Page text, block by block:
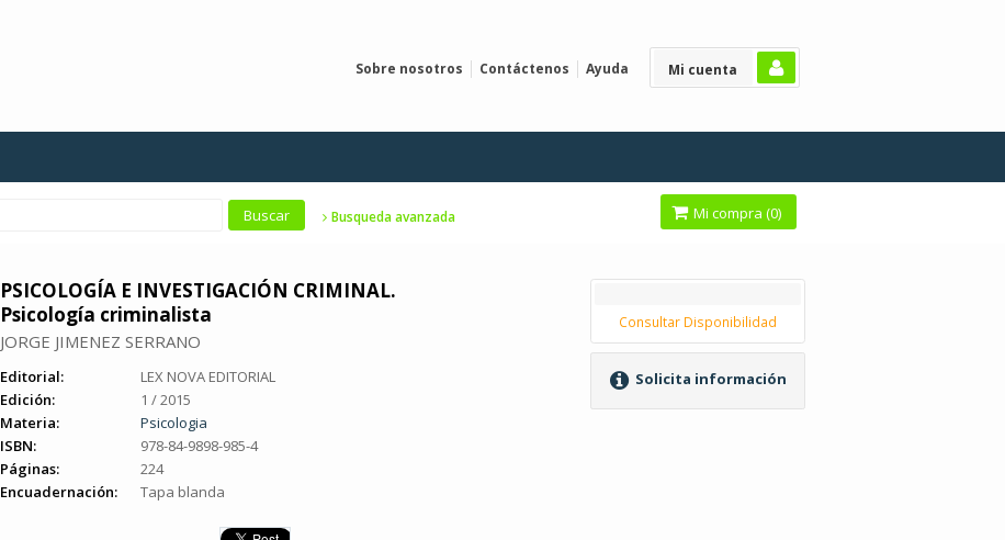
Mi cuenta
Sobre nosotros Contáctenos Ayuda
Busqueda avanzada Mi compra (0)
PSICOLOGÍA E INVESTIGACIÓN CRIMINAL.
Psicología criminalista
JORGE JIMENEZ SERRANO
Editorial:
LEX NOVA EDITORIAL
Edición:
1 / 2015
Materia:
Psicologia
ISBN:
978-84-9898-985-4
Páginas:
224
Encuadernación:
Tapa blanda
Consultar Disponibilidad
Solicita información